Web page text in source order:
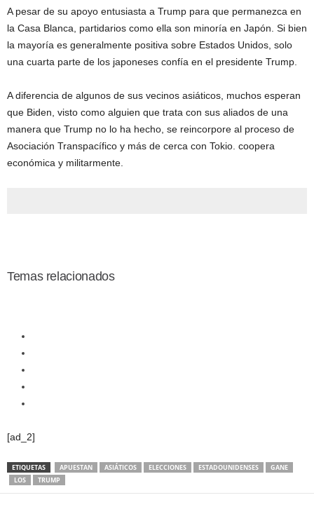
A pesar de su apoyo entusiasta a Trump para que permanezca en
la Casa Blanca, partidarios como ella son minoría en Japón. Si bien
la mayoría es generalmente positiva sobre Estados Unidos, solo
una cuarta parte de los japoneses confía en el presidente Trump.
A diferencia de algunos de sus vecinos asiáticos, muchos esperan
que Biden, visto como alguien que trata con sus aliados de una
manera que Trump no lo ha hecho, se reincorpore al proceso de
Asociación Transpacífico y más de cerca con Tokio. coopera
económica y militarmente.
Temas relacionados
[ad_2]
ETIQUETAS APUESTAN ASIÁTICOS ELECCIONES ESTADOUNIDENSES
GANE
LOS
TRUMP